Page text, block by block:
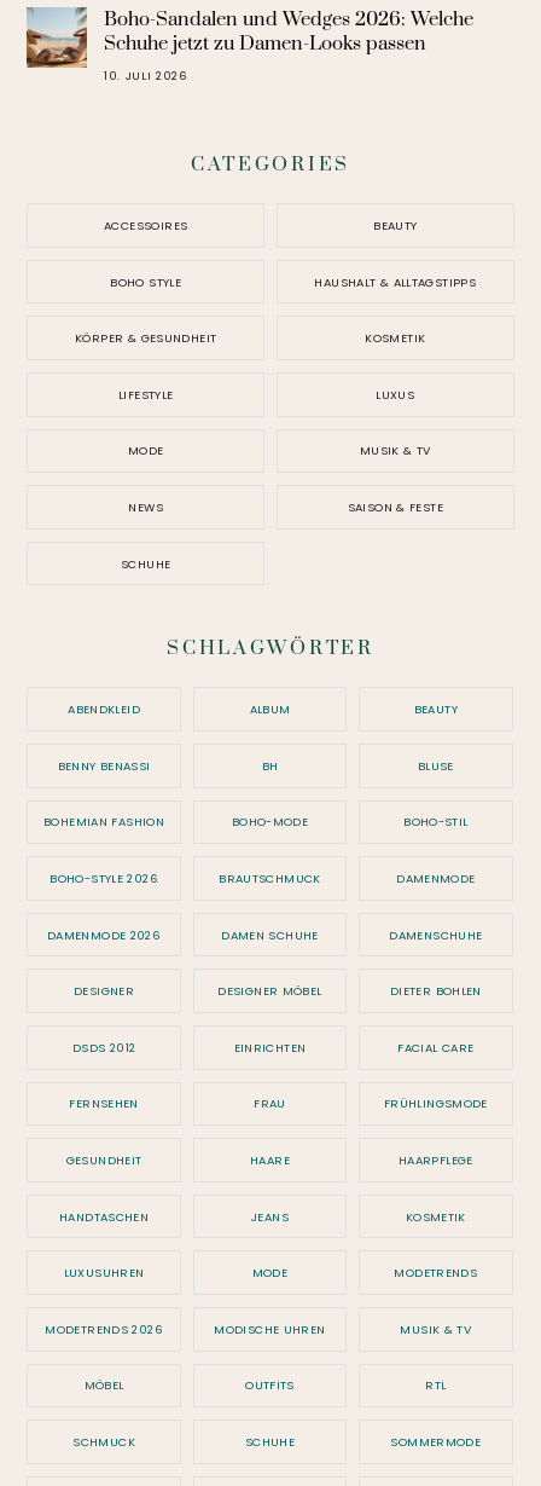
Boho-Sandalen und Wedges 2026: Welche
Schuhe jetzt zu Damen-Looks passen
10. JULI 2026
CATEGORIES
ACCESSOIRES BEAUTY
BOHO STYLE HAUSHALT & ALLTAGSTIPPS
KÖRPER & GESUNDHEIT KOSMETIK
LIFESTYLE LUXUS
MODE MUSIK & TV
NEWS SAISON & FESTE
SCHUHE
SCHLAGWÖRTER
ABENDKLEID ALBUM BEAUTY
BENNY BENASSI BH BLUSE
BOHEMIAN FASHION BOHO-MODE BOHO-STIL
BOHO-STYLE 2026 BRAUTSCHMUCK DAMENMODE
DAMENMODE 2026 DAMEN SCHUHE DAMENSCHUHE
DESIGNER DESIGNER MÖBEL DIETER BOHLEN
DSDS 2012 EINRICHTEN FACIAL CARE
FERNSEHEN FRAU FRÜHLINGSMODE
GESUNDHEIT HAARE HAARPFLEGE
HANDTASCHEN JEANS KOSMETIK
LUXUSUHREN MODE MODETRENDS
MODETRENDS 2026 MODISCHE UHREN MUSIK & TV
MÖBEL OUTFITS RTL
SCHMUCK SCHUHE SOMMERMODE